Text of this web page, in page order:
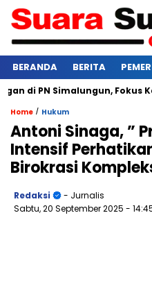
BERANDA BERITA
PN Simalungun, Fokus Kasus
Home / Hukum
Antoni Sinaga, ”
Intensif
Birokrasi
Redaksi
- Jurnalis
Sabtu, 20 September 2025 -